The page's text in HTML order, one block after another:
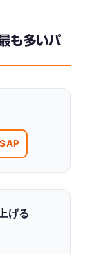
も多いパ
SAP
げる